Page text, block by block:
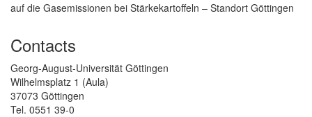
auf die Gasemissionen bei Stärkekartoffeln – Standort Göttingen
Contacts
Georg-August-Universität Göttingen
Wilhelmsplatz 1 (Aula)
37073 Göttingen
Tel. 0551 39-0